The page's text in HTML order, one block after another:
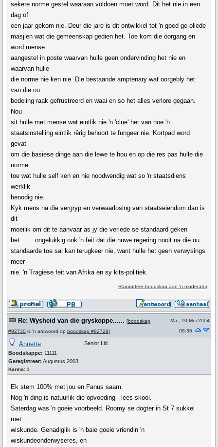
sekere norme gestel waaraan voldoen moet word. Dit het nie in een
dag of
een jaar gekom nie. Deur die jare is dit ontwikkel tot 'n goed ge-oliede
masjien wat die gemeenskap gedien het. Toe kom die oorgang en
word mense
aangestel in poste waarvan hulle geen ondervinding het nie en
waarvan hulle
die norme nie ken nie. Die bestaande amptenary wat oorgebly het
van die ou
bedeling raak gefrustreerd en waai en so het alles verlore gegaan.
Nou
sit hulle met mense wat eintlik nie 'n 'clue' het van hoe 'n
staatsinstelling eintlik rêrig behoort te fungeer nie. Kortpad word
gevat
om die basiese dinge aan die lewe te hou en op die res pas hulle die
norme
toe wat hulle self ken en nie noodwendig wat so 'n staatsdiens
werklik
benodig nie.
Kyk mens na die vergryp en verwaarlosing van staatseiendom dan is
dit
moeilik om dit te aanvaar as jy die verlede se standaard geken
het........ongelukkig ook 'n feit dat die nuwe regering nooit na die ou
standaarde toe sal kan terugkeer nie, want hulle het geen verwysings
meer
nie. 'n Tragiese feit van Afrika en sy kits-politiek.
Rapporteer boodskap aan 'n moderator
Re: Wysheid van die gryskoppe...... [boodskap
#92730 is 'n antwoord op boodskap #92729]
Ma., 10 Mei 2004
08:35
Annette
Boodskappe: 11111
Geregistreer: Augustus 2003
Karma: 1
Senior Lid
Ek stem 100% met jou en Fanus saam.
Nog 'n ding is natuurlik die opvoeding - lees skool.
Saterdag was 'n goeie voorbeeld. Roomy se dogter in St 7 sukkel
met
wiskunde. Genadiglik is 'n baie goeie vriendin 'n
wiskundeonderwyseres, en